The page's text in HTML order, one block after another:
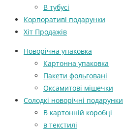
В тубусі
Корпоративі подарунки
Хіт Продажів
Новорічна упаковка
Картонна упаковка
Пакети фольговані
Оксамитові мішечки
Солодкі новорічні подарунки
В картонній коробці
в текстилі